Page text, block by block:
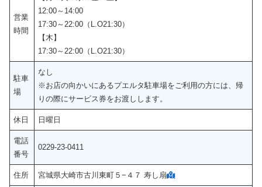
営業
時間
12:00～14:00
17:30～22:00（L.O21:30）
【木】
17:30～22:00（L.O21:30）
駐車
場
なし
※お店の向かいにあるプエルタ駐車場をご利用の方には、帰
りの際にサービス券をお渡しします。
休日 日曜日
電話
番号
0229‐23-0411
住所 宮城県大崎市古川東町５−４７ 寿し扇